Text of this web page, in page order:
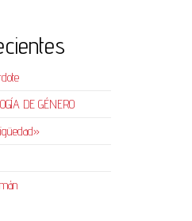
DE GÉNERO